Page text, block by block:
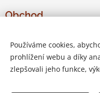
Obchod
Kontaktujte nás
Odstoupení od
Používáme cookies,
prohlížení webu a díky
zlepšovali jeho funkce,